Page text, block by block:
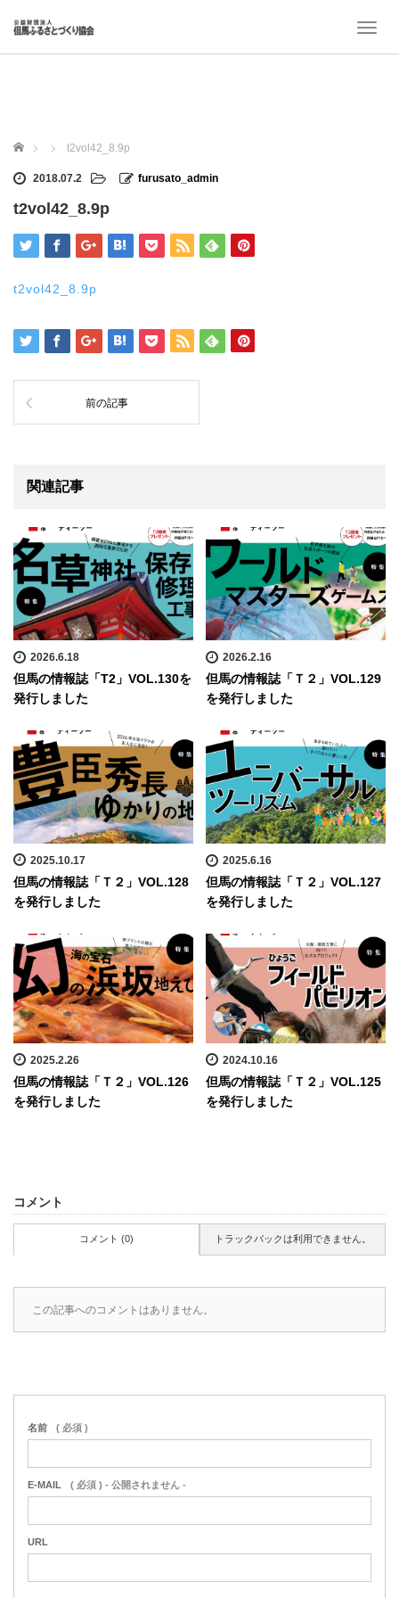
T
ホーム t2vol42_8.9p
2018.07.2 furusato_admin
t2vol42_8.9p
t2vol42_8.9p
前の記事
関連記事
2026.6.18
但馬の情報誌「T2」VOL.130を
発行しました
2026.2.16
但馬の情報誌「Ｔ２」VOL.129
を発行しました
2025.10.17
但馬の情報誌「Ｔ２」VOL.128
を発行しました
2025.6.16
但馬の情報誌「Ｔ２」VOL.127
を発行しました
2025.2.26
但馬の情報誌「Ｔ２」VOL.126
を発行しました
2024.10.16
但馬の情報誌「Ｔ２」VOL.125
を発行しました
コメント
コメント (0) トラックバックは利用できません。
この記事へのコメントはありません。
名前 ( 必須 )
E-MAIL ( 必須 ) - 公開されません -
URL